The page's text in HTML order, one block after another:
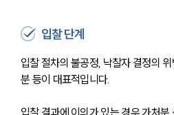
입찰 단계
입찰 절차의 불공정, 낙찰자 결정의
분 등이 대표적입니다.
입찰 결과에 이의가 있는 경우 가처